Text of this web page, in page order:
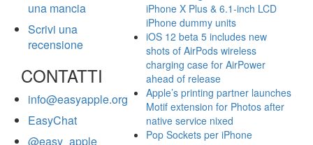
una mancia
Scrivi una
recensione
CONTATTI
info@easyapple.org
EasyChat
@easy_apple
iPhone X Plus & 6.1-inch LCD
iPhone dummy units
iOS 12 beta 5 includes new
shots of AirPods wireless
charging case for AirPower
ahead of release
Apple’s printing partner launches
Motif extension for Photos after
native service nixed
Pop Sockets per iPhone